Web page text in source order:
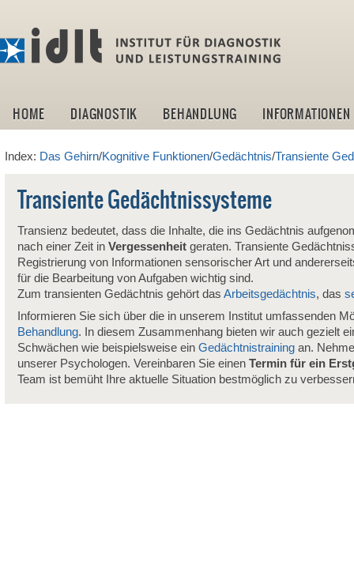
HOME DIAGNOSTIK BEHANDLUNG INFORMATIONEN
Index: Das Gehirn/Kognitive Funktionen/Gedächtnis/Transiente
Transiente Gedächtnissysteme
Transienz bedeutet, dass die Inhalte, die ins Gedächtnis
nach einer Zeit in Vergessenheitgeraten. Transiente
Registrierung von Informationen sensorischer Art und
für die Bearbeitung von Aufgaben wichtig sind.
Zum transienten Gedächtnis gehört das Arbeitsgedächtnis, das
Informieren Sie sich über die in unserem Institut umfassenden
Behandlung. In diesem Zusammenhang bieten wir auch gezielt
Schwächen wie beispielsweise ein Gedächtnistrainingan.
unserer Psychologen. Vereinbaren Sie einen Termin für ein
Team ist bemüht Ihre aktuelle Situation bestmöglich zu